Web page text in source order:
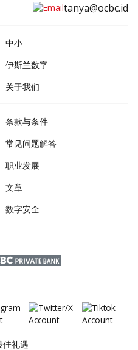
tanya@ocbc.id
中小
伊斯兰数字
关于我们
条款与条件
常见问题解答
职业发展
文章
数字安全
佳礼遇